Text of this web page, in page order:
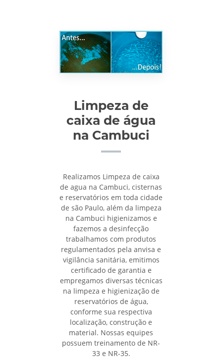
Limpeza de
caixa de água
na Cambuci
Realizamos Limpeza de caixa
de agua na Cambuci, cisternas
e reservatórios em toda cidade
de são Paulo, além da limpeza
na Cambuci higienizamos e
fazemos a desinfecção
trabalhamos com produtos
regulamentados pela anvisa e
vigilância sanitária, emitimos
certificado de garantia e
empregamos diversas técnicas
na limpeza e higienização de
reservatórios de água,
conforme sua respectiva
localização, construção e
material. Nossas equipes
possuem treinamento de NR-
33 e NR-35.